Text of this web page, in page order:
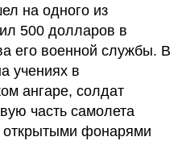
на одного из
500 долларов в
его военной службы. В
учениях в
ангаре, солдат
часть самолета
открытыми фонарями